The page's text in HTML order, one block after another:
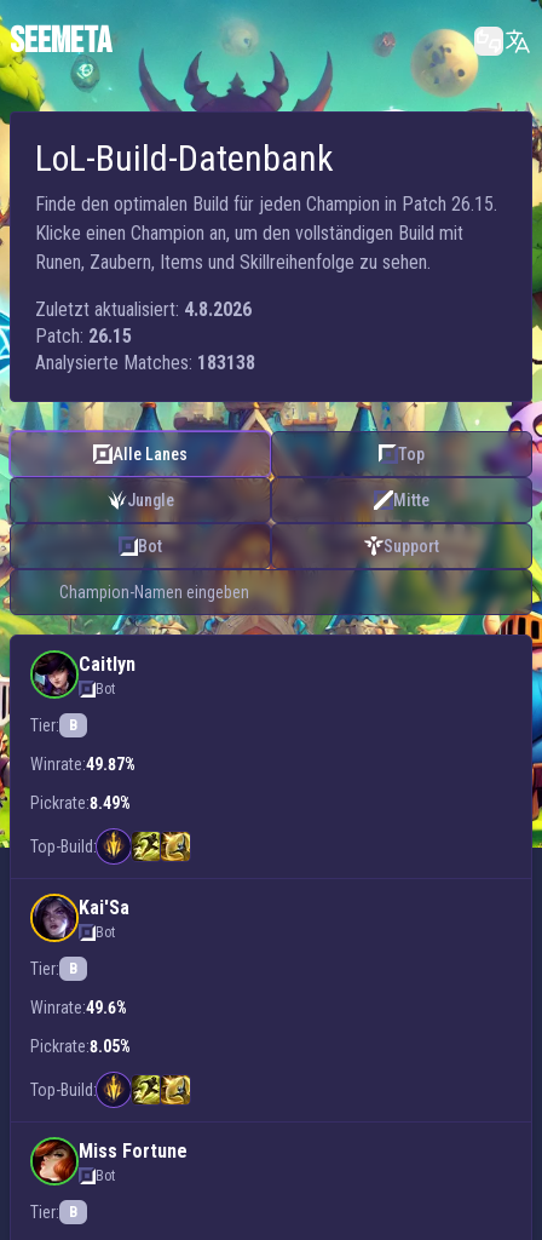
SEEMETA
LoL-Build-Datenbank
Finde den optimalen Build für jeden Champion in Patch 26.15.
Klicke einen Champion an, um den vollständigen Build mit
Runen, Zaubern, Items und Skillreihenfolge zu sehen.
Zuletzt aktualisiert: 4.8.2026
Patch: 26.15
Analysierte Matches: 183138
Alle Lanes Top
Jungle Mitte
Bot Support
Caitlyn
Bot
Tier: B
Winrate:49.87%
Pickrate:8.49%
Top-Build:
Kai'Sa
Bot
Tier: B
Winrate:49.6%
Pickrate:8.05%
Top-Build:
Miss Fortune
Bot
Tier: B